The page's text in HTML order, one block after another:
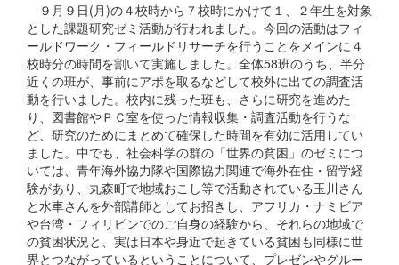
９月９日(月)の４校時から７校時にかけて１、２年生を対象
とした課題研究ゼミ活動が行われました。今回の活動はフィ
ールドワーク・フィールドリサーチを行うことをメインに４
校時分の時間を割いて実施しました。全体58班のうち、半分
近くの班が、事前にアポを取るなどして校外に出ての調査活
動を行いました。校内に残った班も、さらに研究を進めた
り、図書館やＰＣ室を使った情報収集・調査活動を行うな
ど、研究のためにまとめて確保した時間を有効に活用してい
ました。中でも、社会科学の群の「世界の貧困」のゼミにつ
いては、青年海外協力隊や国際協力関連で海外在住・留学経
験があり、丸森町で地域おこし等で活動されている玉川さん
と水車さんを外部講師としてお招きし、アフリカ・ナミビア
や台湾・フィリピンでのご自身の経験から、それらの地域で
の貧困状況と、実は日本や身近で起きている貧困も同様に世
界とつながっているということについて、プレゼンやグルー